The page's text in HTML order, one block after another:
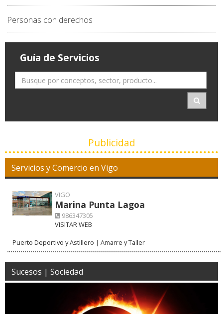
Personas con derechos
Guía de Servicios
Publicidad
Servicios y Comercio en Vigo
VIGO
Marina Punta Lagoa
986347305
VISITAR WEB
Puerto Deportivo y Astillero | Amarre y Taller
Sucesos | Sociedad